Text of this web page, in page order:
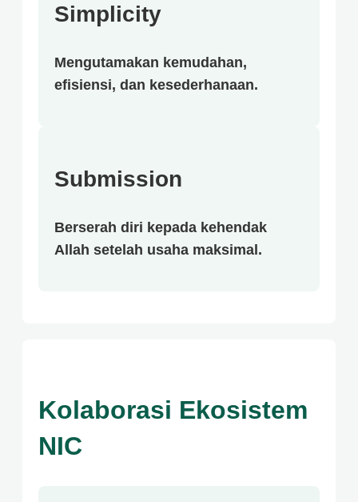
Simplicity
Mengutamakan kemudahan,
efisiensi, dan kesederhanaan.
Submission
Berserah diri kepada kehendak
Allah setelah usaha maksimal.
Kolaborasi Ekosistem
NIC